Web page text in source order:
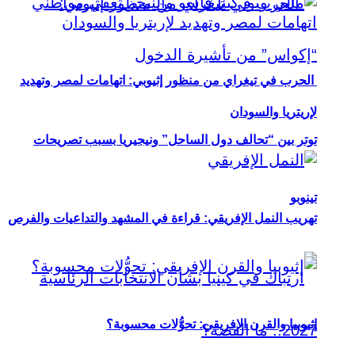
توتر بين “تحالف دول الساحل” ونيجيريا بسبب تصريحات
تينوبو
الحرب في تيغراي من منظور إثيوبي: اتهامات لمصر وتهديد
لإريتريا والسودان
تهريب النمل الإفريقي: قراءة في المشهد والتداعيات والفرص
إثيوبيا والقرن الإفريقي: تحوُّلات محسوبة؟